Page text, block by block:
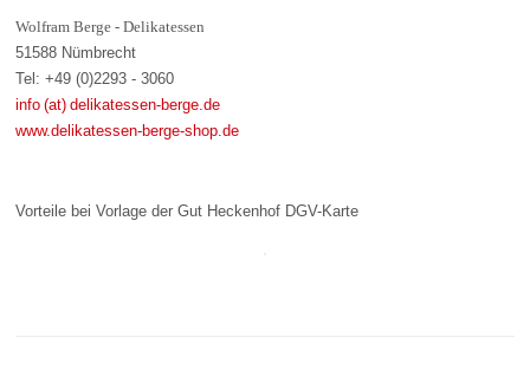
Wolfram Berge - Delikatessen
51588 Nümbrecht
Tel: +49 (0)2293 - 3060
info (at) delikatessen-berge.de
www.delikatessen-berge-shop.de
Vorteile bei Vorlage der Gut Heckenhof DGV-Karte